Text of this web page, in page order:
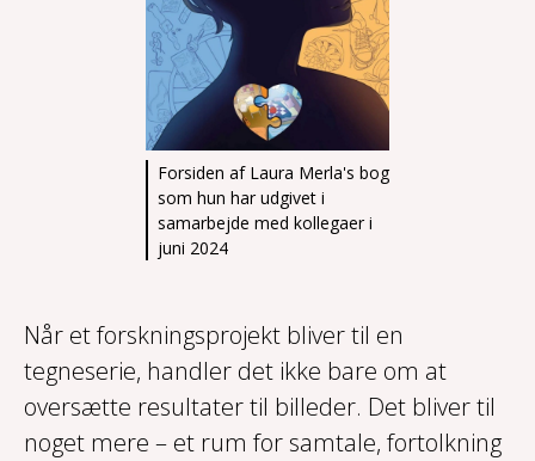
Forsiden af Laura Merla's bog
som hun har udgivet i
samarbejde med kollegaer i
juni 2024
Når et forskningsprojekt bliver til en
tegneserie, handler det ikke bare om at
oversætte resultater til billeder. Det bliver til
noget mere – et rum for samtale, fortolkning